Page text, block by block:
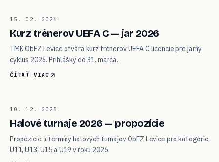
01
VZDELÁVANIE
15. 02. 2026
Kurz trénerov UEFA C — jar 2026
TMK ObFZ Levice otvára kurz trénerov UEFA C licencie pre jarný
cyklus 2026. Prihlášky do 31. marca.
ČÍTAŤ VIAC
02
TURNAJE
10. 12. 2025
Halové turnaje 2026 — propozície
Propozície a termíny halových turnajov ObFZ Levice pre kategórie
U11, U13, U15 a U19 v roku 2026.